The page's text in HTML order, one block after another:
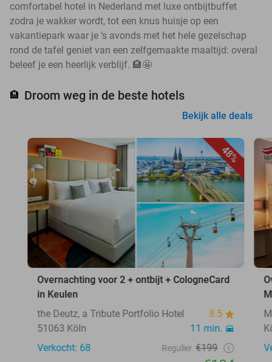
comfortabel hotel in Nederland met luxe ontbijtbuffet
zodra je wakker wordt, tot een knus huisje op een
vakantiepark waar je ‘s avonds met het hele gezelschap
rond de tafel geniet van een zelfgemaakte maaltijd: overal
beleef je een heerlijk verblijf. 🏨🤩
🏨 Droom weg in de beste hotels
Bekijk alle deals
48%
Overnachting voor 2 + ontbijt + CologneCard
in Keulen
the Deutz, a Tribute Portfolio Hotel
8.5
51063 Köln
11 min.
Verkocht: 68
Regulier €199